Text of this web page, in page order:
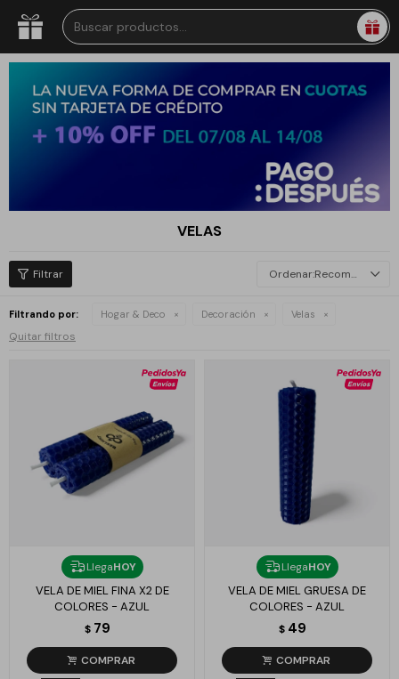
VELAS
Recomendados
Filtrando por: Hogar & Deco Decoración Velas
Quitar filtros
LlegaHOY
VELA DE MIEL FINA X2 DE
COLORES - AZUL
$ 79
LlegaHOY
VELA DE MIEL GRUESA DE
COLORES - AZUL
$ 49